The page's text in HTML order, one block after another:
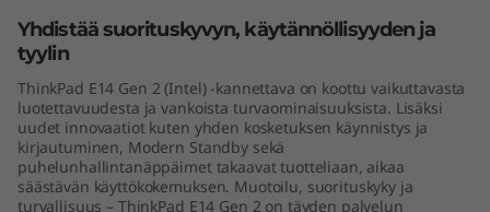
e
Yhdistää suorituskyvyn, käytännöllisyyden ja
tyylin
ThinkPad E14 Gen 2 (Intel) -kannettava on koottu vaikuttavasta
luotettavuudesta ja vankoista turvaominaisuuksista. Lisäksi
uudet innovaatiot kuten yhden kosketuksen käynnistys ja
kirjautuminen, Modern Standby sekä
puhelunhallintanäppäimet takaavat tuotteliaan, aikaa
säästävän käyttökokemuksen. Muotoilu, suorituskyky ja
turvallisuus – ThinkPad E14 Gen 2 on täyden palvelun